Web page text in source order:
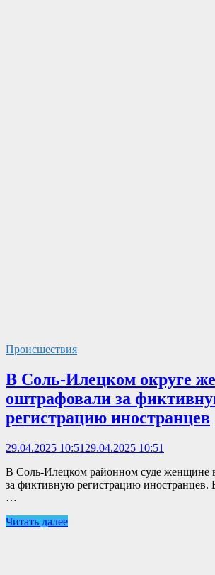
Происшествия
В Соль-Илецком округе
оштрафовали за
регистрацию иностранцев
29.04.2025 10:51 29.04.2025 10:51
В Соль-Илецком районном суде женщине
за фиктивную регистрацию иностранцев.
…
Читать далее